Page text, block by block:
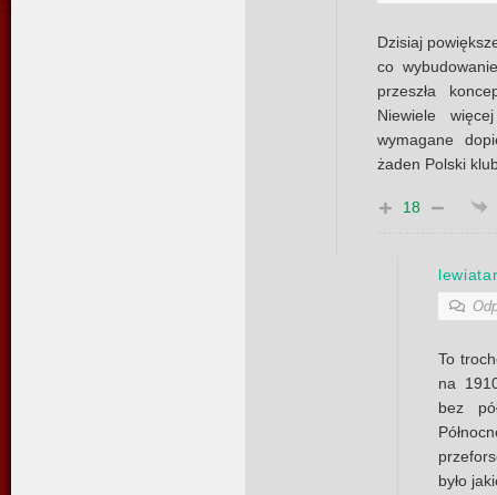
Dzisiaj
co
przeszła
Niewiele
wymagane
żaden Polski
18
To
na
bez
było